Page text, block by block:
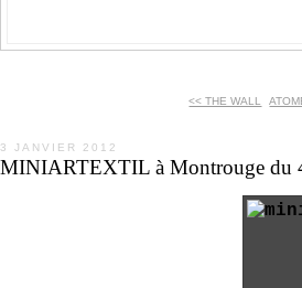
<< THE WALL
3 JANVIER 2012
MINIARTEXTIL à Montrouge du